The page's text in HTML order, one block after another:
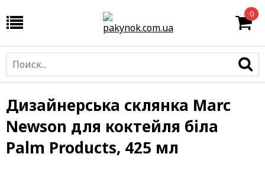
0
Дизайнерська склянка Marc
Newson для коктейля біла
Palm Products, 425 мл